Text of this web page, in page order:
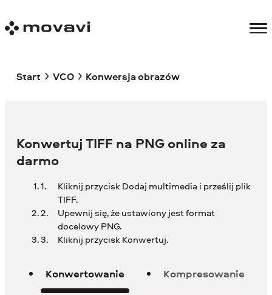
Start VCO Konwersja obrazów
Konwertuj TIFF na PNG online za
darmo
Kliknij przycisk Dodaj multimedia i prześlij plik
TIFF.
Upewnij się, że ustawiony jest format
docelowy PNG.
Kliknij przycisk Konwertuj.
Konwertowanie Kompresowanie